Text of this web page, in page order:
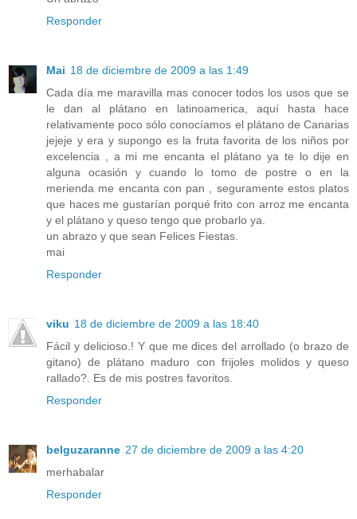
Responder
Mai 18 de diciembre de 2009 a las 1:49
Cada día me maravilla mas conocer todos los usos que se
le dan al plátano en latinoamerica, aquí hasta hace
relativamente poco sólo conocíamos el plátano de Canarias
jejeje y era y supongo es la fruta favorita de los niños por
excelencia , a mi me encanta el plátano ya te lo dije en
alguna ocasión y cuando lo tomo de postre o en la
merienda me encanta con pan , seguramente estos platos
que haces me gustarían porqué frito con arroz me encanta
y el plátano y queso tengo que probarlo ya.
un abrazo y que sean Felices Fiestas.
mai
Responder
viku 18 de diciembre de 2009 a las 18:40
Fácil y delicioso.! Y que me dices del arrollado (o brazo de
gitano) de plátano maduro con frijoles molidos y queso
rallado?. Es de mis postres favoritos.
Responder
belguzaranne 27 de diciembre de 2009 a las 4:20
merhabalar
Responder